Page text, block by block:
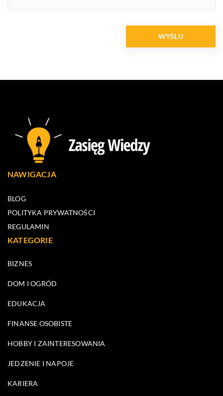
NAWIGACJA
BLOG
POLITYKA PRYWATNOŚCI
REGULAMIN
KATEGORIE
BIZNES
DOM I OGRÓD
EDUKACJA
FINANSE OSOBISTE
HOBBY I ZAINTERESOWANIA
JEDZENIE I NAPOJE
KARIERA